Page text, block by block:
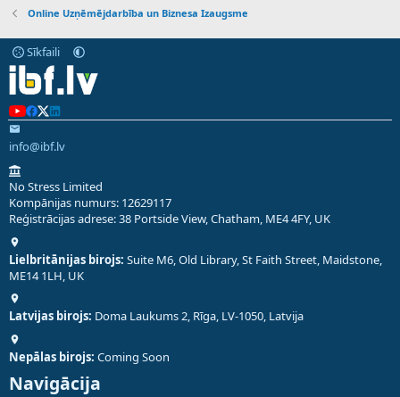
Online Uzņēmējdarbība un Biznesa Izaugsme
Sīkfaili
info@ibf.lv
No Stress Limited
Kompānijas numurs: 12629117
Reģistrācijas adrese: 38 Portside View, Chatham, ME4 4FY, UK
Lielbritānijas birojs: Suite M6, Old Library, St Faith Street, Maidstone,
ME14 1LH, UK
Latvijas birojs: Doma Laukums 2, Rīga, LV-1050, Latvija
Nepālas birojs: Coming Soon
Navigācija